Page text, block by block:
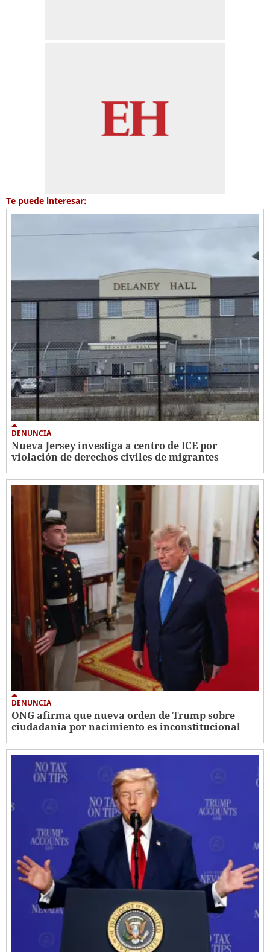
Te puede interesar:
DENUNCIA
Nueva Jersey investiga a centro de ICE por
violación de derechos civiles de migrantes
DENUNCIA
ONG afirma que nueva orden de Trump sobre
ciudadanía por nacimiento es inconstitucional